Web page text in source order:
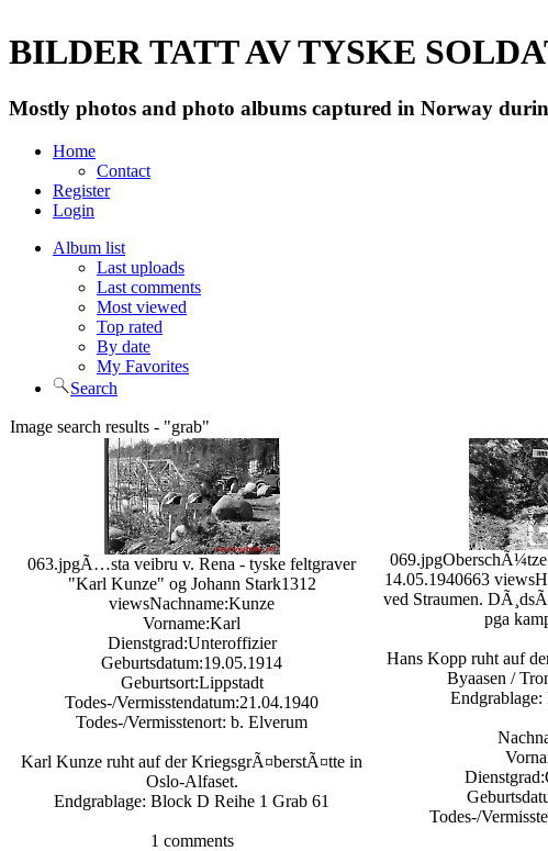
BILDER TATT AV TYSKE
Mostly photos and photo albums captured in Norway
Home
Contact
Register
Login
Album list
Last uploads
Last comments
Most viewed
Top rated
By date
My Favorites
Search
Image search results - "grab"
063.jpgÃ…sta veibru v. Rena - tyske feltgraver
"Karl Kunze" og Johann Stark1312
viewsNachname:Kunze
Vorname:Karl
Dienstgrad:Unteroffizier
Geburtsdatum:19.05.1914
Geburtsort:Lippstadt
Todes-/Vermisstendatum:21.04.1940
Todes-/Vermisstenort: b. Elverum
Karl Kunze ruht auf der KriegsgrÃ¤berstÃ¤tte in
Oslo-Alfaset.
Endgrablage: Block D Reihe 1 Grab 61
1 comments
069.jpg
14.05.1940663 views
ved Straumen.
pga
Hans Kopp ruht auf
Byaasen /
Todes-/